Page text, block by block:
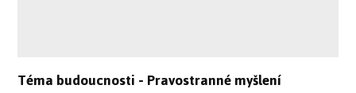
Téma budoucnosti - Pravostranné myšlení